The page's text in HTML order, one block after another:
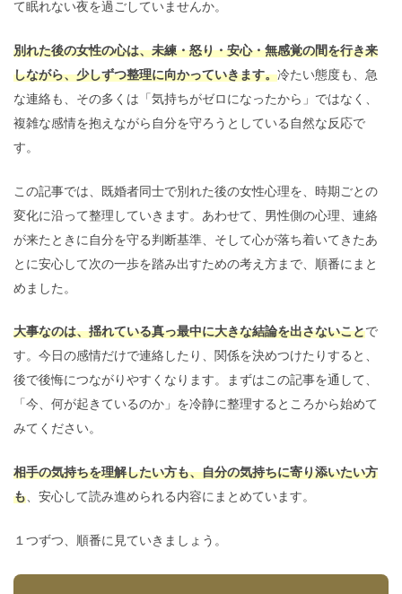
て眠れない夜を過ごしていませんか。
別れた後の女性の心は、未練・怒り・安心・無感覚の間を行き来
しながら、少しずつ整理に向かっていきます。冷たい態度も、急
な連絡も、その多くは「気持ちがゼロになったから」ではなく、
複雑な感情を抱えながら自分を守ろうとしている自然な反応で
す。
この記事では、既婚者同士で別れた後の女性心理を、時期ごとの
変化に沿って整理していきます。あわせて、男性側の心理、連絡
が来たときに自分を守る判断基準、そして心が落ち着いてきたあ
とに安心して次の一歩を踏み出すための考え方まで、順番にまと
めました。
大事なのは、揺れている真っ最中に大きな結論を出さないことで
す。今日の感情だけで連絡したり、関係を決めつけたりすると、
後で後悔につながりやすくなります。まずはこの記事を通して、
「今、何が起きているのか」を冷静に整理するところから始めて
みてください。
相手の気持ちを理解したい方も、自分の気持ちに寄り添いたい方
も 、安心して読み進められる内容にまとめています。
１つずつ、順番に見ていきましょう。